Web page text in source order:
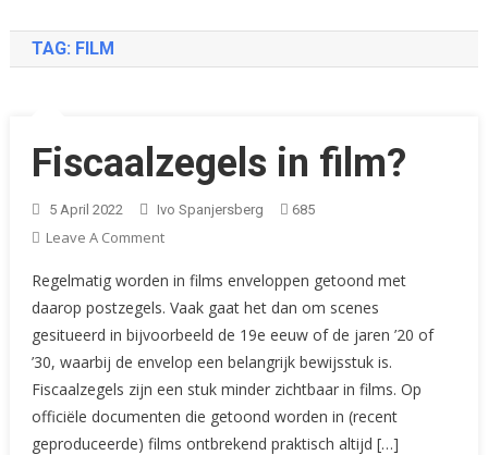
TAG: FILM
Fiscaalzegels in film?
5 April 2022 Ivo Spanjersberg 685
Leave A CommentOn
In
Film?
Regelmatig worden in films enveloppen getoond met
daarop postzegels. Vaak gaat het dan om scenes
gesitueerd in bijvoorbeeld de 19e eeuw of de jaren ’20 of
’30, waarbij de envelop een belangrijk bewijsstuk is.
Fiscaalzegels zijn een stuk minder zichtbaar in films. Op
officiële documenten die getoond worden in (recent
geproduceerde) films ontbrekend praktisch altijd […]